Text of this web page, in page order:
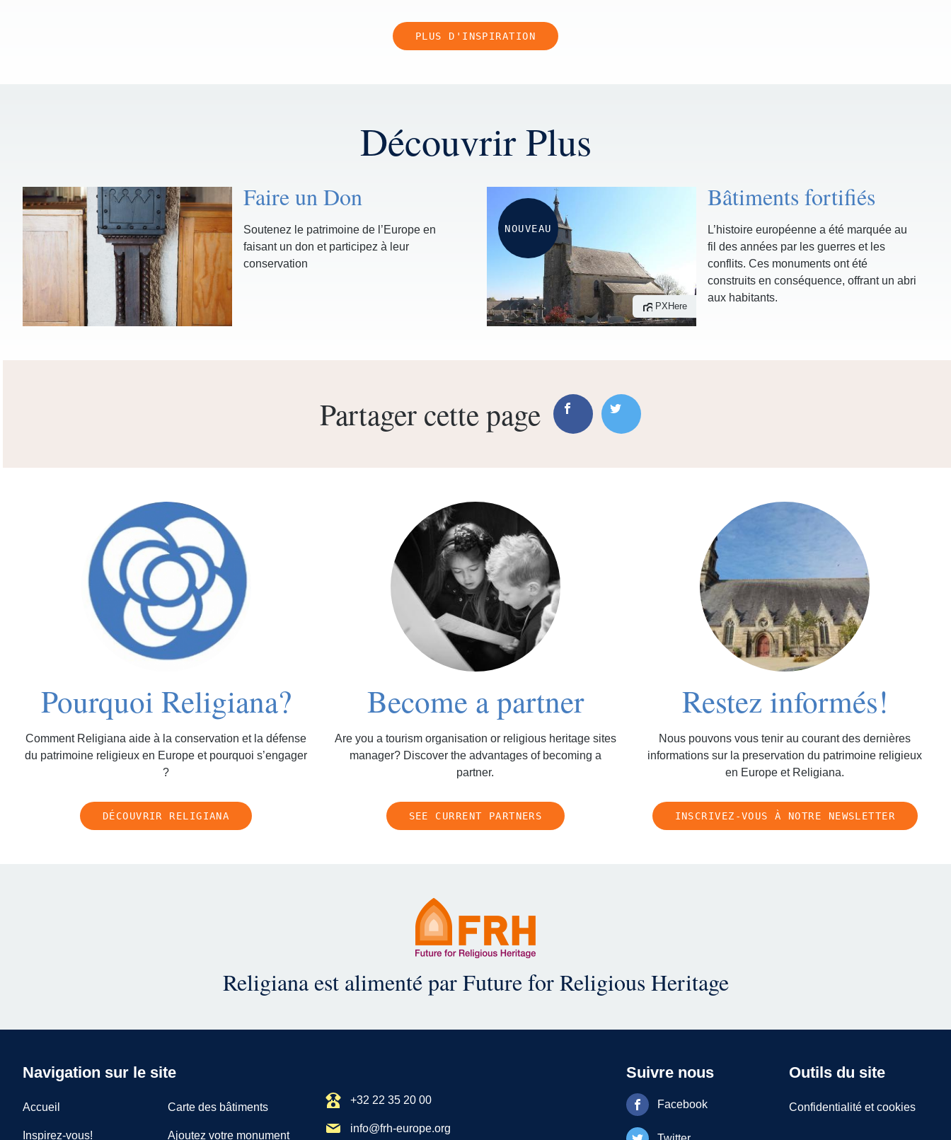
PLUS D'INSPIRATION
Découvrir Plus
Faire un Don
Soutenez le patrimoine de l’Europe en
faisant un don et participez à leur
conservation
PXHere
NOUVEAU
Bâtiments fortifiés
L’histoire européenne a été marquée au
fil des années par les guerres et les
conflits. Ces monuments ont été
construits en conséquence, offrant un abri
aux habitants.
Partager cette page
Pourquoi Religiana?
Comment Religiana aide à la conservation et la défense
du patrimoine religieux en Europe et pourquoi s’engager
?
DÉCOUVRIR RELIGIANA
Become a partner
Are you a tourism organisation or religious heritage sites
manager? Discover the advantages of becoming a
partner.
SEE CURRENT PARTNERS
Restez informés!
Nous pouvons vous tenir au courant des dernières
informations sur la preservation du patrimoine religieux
en Europe et Religiana.
INSCRIVEZ-VOUS À NOTRE NEWSLETTER
Religiana est alimenté par Future for Religious Heritage
Navigation sur le site
Accueil Carte des bâtiments
Inspirez-vous! Ajoutez votre monument
+32 22 35 20 00
info@frh-europe.org
Suivre nous
Facebook
Outils du site
Confidentialité et cookies